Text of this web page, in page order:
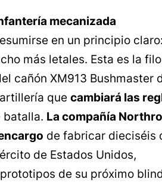
mecanizada
en un principio claro:
más letales. Esta es la
cañón XM913 Bushmaster
que cambiará las
batalla. La compañía
de fabricar dieciséis
de Estados Unidos,
de su próximo